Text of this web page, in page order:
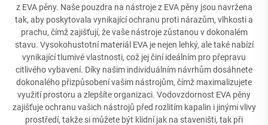
z EVA pěny. Naše pouzdra na nástroje z EVA pěny jsou navržena
tak, aby poskytovala vynikající ochranu proti nárazům, vlhkosti a
prachu, čímž zajišťují, že vaše nástroje zůstanou v dokonalém
stavu. Vysokohustotní materiál EVA je nejen lehký, ale také nabízí
vynikající tlumivé vlastnosti, což jej činí ideálním pro přepravu
citlivého vybavení. Díky našim individuálním návrhům dosáhnete
dokonalého přizpůsobení vašim nástrojům, čímž maximalizujete
využití prostoru a zlepšíte organizaci. Vodovzdornost EVA pěny
zajišťuje ochranu vašich nástrojů před rozlitím kapalin i jinými vlivy
prostředí, takže si můžete být klidní jak na staveništi, tak při